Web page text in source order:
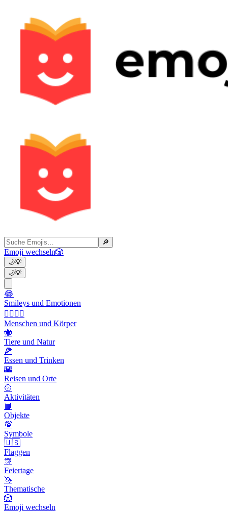
🔎
Emoji wechseln🎲
🌙💡
🌙💡
😂
Smileys und Emotionen
👩‍❤️‍💋‍👨
Menschen und Körper
🐝
Tiere und Natur
🍕
Essen und Trinken
🌇
Reisen und Orte
🥎
Aktivitäten
📙
Objekte
💯
Symbole
🇺🇸
Flaggen
🎊
Feiertage
🦄
Thematische
🎲
Emoji wechseln